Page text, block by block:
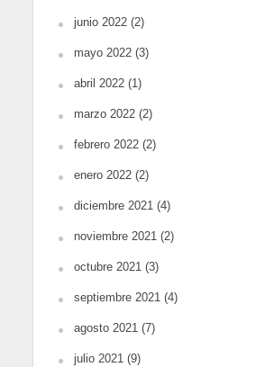
junio 2022(2)
mayo 2022(3)
abril 2022(1)
marzo 2022(2)
febrero 2022(2)
enero 2022(2)
diciembre 2021(4)
noviembre 2021(2)
octubre 2021(3)
septiembre 2021(4)
agosto 2021(7)
julio 2021(9)